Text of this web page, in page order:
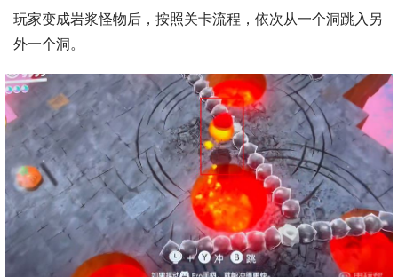
玩家变成岩浆怪物后，按照关卡流程，依次从一个洞跳入另
外一个洞。